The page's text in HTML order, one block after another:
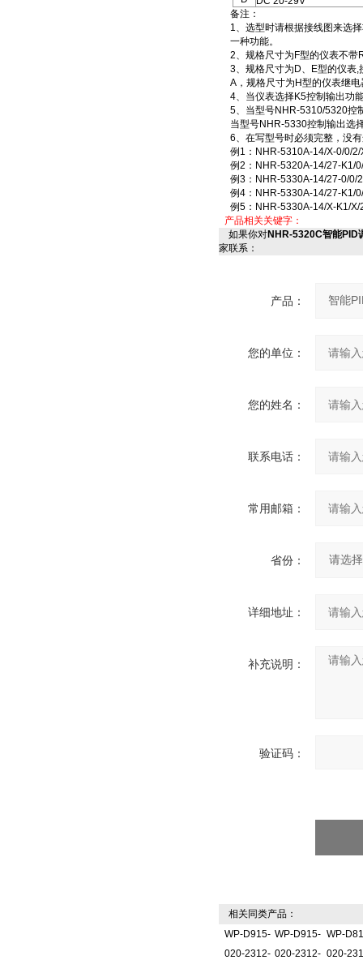
备注：
1、选型时请根据接线图来选
一种功能。
2、规格尺寸为F型的仪表不
3、规格尺寸为D、E型的仪表
A，规格尺寸为H型的仪表继
4、当仪表选择K5控制输出功
5、当型号NHR-5310/5320控
当型号NHR-5330控制输出选
6、在写型号时必须完整，没
例1：NHR-5310A-14/X-0/0/2/
例2：NHR-5320A-14/27-K1/
例3：NHR-5330A-14/27-0/0/
例4：NHR-5330A-14/27-K1/
例5：NHR-5330A-14/X-K1/X/
产品相关关键字：
如果你对NHR-5320C智能PID
家联系：
产品：
您的单位：
您的姓名：
联系电话：
常用邮箱：
省份：
详细地址：
补充说明：
验证码：
相关同类产品：
WP-D915-
020-2312-
WP-D915-
020-2312-
WP-
020-